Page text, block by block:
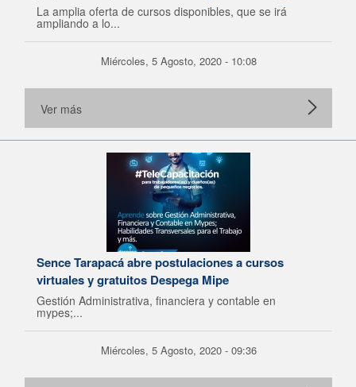
La amplia oferta de cursos disponibles, que se irá
ampliando a lo...
Miércoles, 5 Agosto, 2020 - 10:08
Ver más
Sence Tarapacá abre postulaciones a cursos
virtuales y gratuitos Despega Mipe
Gestión Administrativa, financiera y contable en
mypes;...
Miércoles, 5 Agosto, 2020 - 09:36